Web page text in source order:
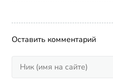
Оставить комментарий